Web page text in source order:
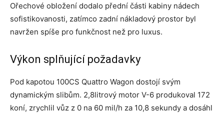
Ořechové obložení dodalo přední části kabiny nádech
sofistikovanosti, zatímco zadní nákladový prostor byl
navržen spíše pro funkčnost než pro luxus.
Výkon splňující požadavky
Pod kapotou 100CS Quattro Wagon dostojí svým
dynamickým slibům. 2,8litrový motor V-6 produkoval 172
koní, zrychlil vůz z 0 na 60 mil/h za 10,8 sekundy a dosáhl